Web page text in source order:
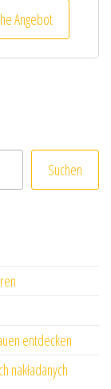
Angebot
Suchen
entdecken
nakładanych